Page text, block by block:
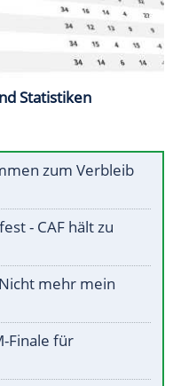
Statistiken
zum Verbleib
- CAF hält zu
mehr mein
Finale für